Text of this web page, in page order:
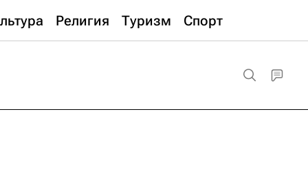
Религия Туризм Спорт